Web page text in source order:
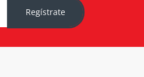
Regístrate